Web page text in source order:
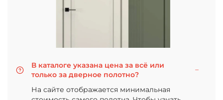
В каталоге указана цена за всё или
только за дверное полотно?
На сайте отображается минимальная